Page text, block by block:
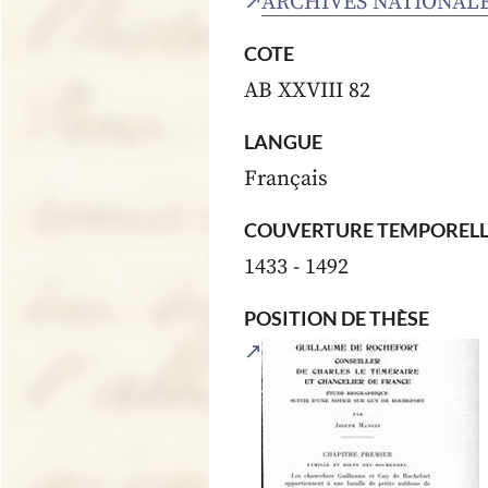
COTE
AB XXVIII 82
LANGUE
Français
COUVERTURE
1433 - 1492
POSITION DE THÈSE